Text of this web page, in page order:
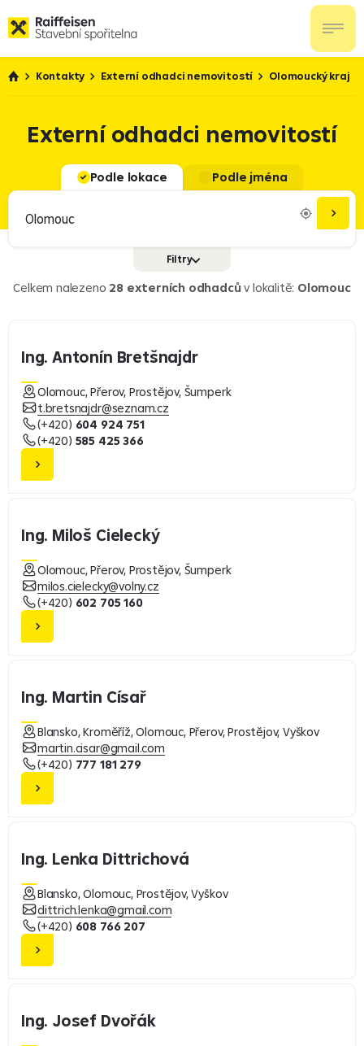
Kontakty Externí odhadci nemovitostí Olomoucký kraj
Externí odhadci nemovitostí
Podle lokace Podle jména
Filtry
Doplňkové penzijní spoření
Celkem nalezeno 28 externích odhadcův lokalitě: Olomouc
Ing. Antonín Bretšnajdr
Olomouc, Přerov, Prostějov, Šumperk
t.bretsnajdr@seznam.cz
(+420) 604 924 751
(+420) 585 425 366
Ing. Miloš Cielecký
Olomouc, Přerov, Prostějov, Šumperk
milos.cielecky@volny.cz
(+420) 602 705 160
Ing. Martin Císař
Blansko, Kroměříž, Olomouc, Přerov, Prostějov, Vyškov
martin.cisar@gmail.com
(+420) 777 181 279
Ing. Lenka Dittrichová
Blansko, Olomouc, Prostějov, Vyškov
dittrich.lenka@gmail.com
(+420) 608 766 207
Ing. Josef Dvořák